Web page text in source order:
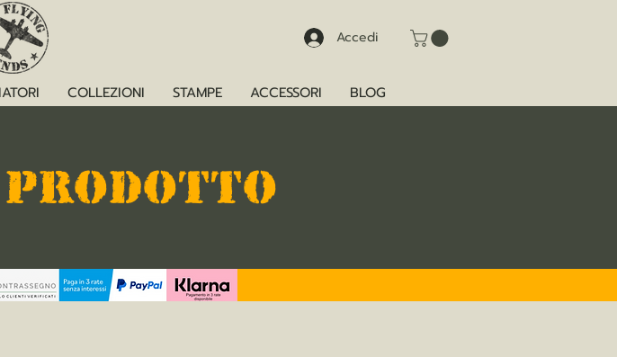
Accedi
COLLEZIONI STAMPE ACCESSORI BLOG